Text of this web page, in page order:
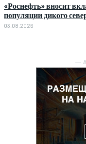
«Роснефть» вносит
популяции дикого
03.08.2026
―